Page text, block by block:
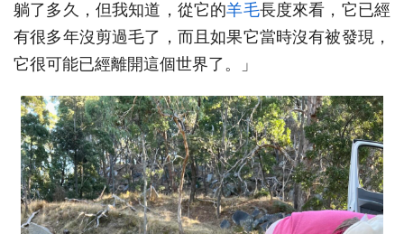
躺了多久，但我知道，從它的羊毛長度來看，它已經
有很多年沒剪過毛了，而且如果它當時沒有被發現，
它很可能已經離開這個世界了。」